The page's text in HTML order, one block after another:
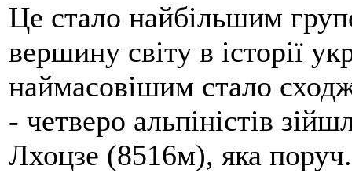
Це стало найбільшим
вершину світу в історії
наймасовішим стало
- четверо альпіністів
Лхоцзе (8516м), яка